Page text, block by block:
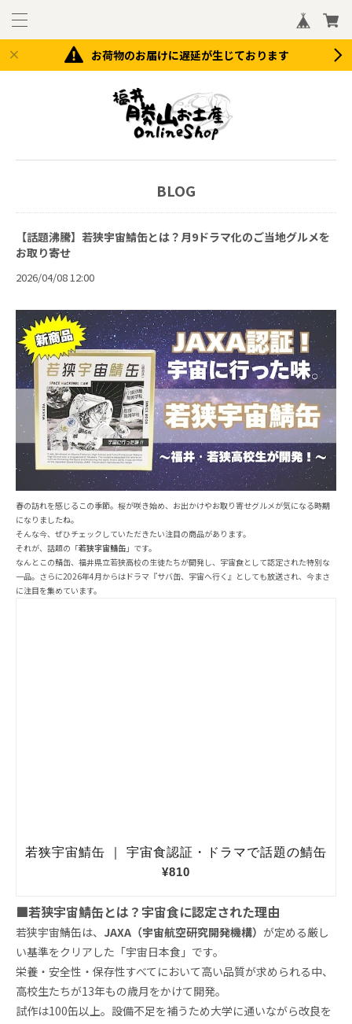
お荷物のお届けに遅延が生じております
BLOG
【話題沸騰】若狭宇宙鯖缶とは？月9ドラマ化のご当地グルメを
お取り寄せ
2026/04/08 12:00
春の訪れを感じるこの季節。桜が咲き始め、お出かけやお取り寄せグルメが気になる時期
になりましたね。
そんな今、ぜひチェックしていただきたい注目の商品があります。
それが、話題の「若狭宇宙鯖缶 」です。
なんとこの鯖缶、福井県立若狭高校の生徒たちが開発し、宇宙食として認定された特別な
一品。さらに2026年4月からはドラマ『サバ缶、宇宙へ行く』としても放送され、今まさ
に注目を集めています。
■若狭宇宙鯖缶とは？宇宙食に認定された理由
若狭宇宙鯖缶は、 JAXA（宇宙航空研究開発機構） が定める厳し
い基準をクリアした「宇宙日本食」です。
栄養・安全性・保存性すべてにおいて高い品質が求められる中、
高校生たちが13年もの歳月をかけて開発。
試作は100缶以上。設備不足を補うため大学に通いながら改良を